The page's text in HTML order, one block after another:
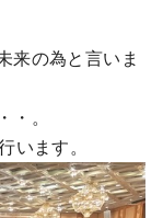
来の為と言いま
・。
います。